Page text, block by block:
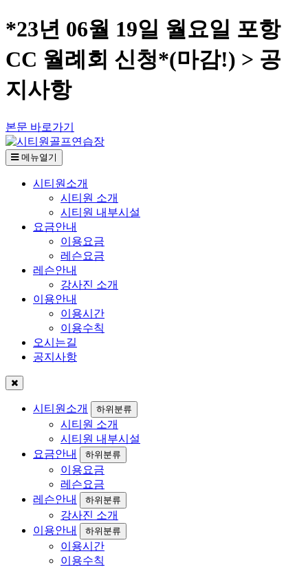
*23년 06월 19일 월요일 포항
CC 월례회 신청*(마감!) > 공
지사항
본문 바로가기
메뉴열기
시티원소개
시티원 소개
시티원 내부시설
요금안내
이용요금
레슨요금
레슨안내
강사진 소개
이용안내
이용시간
이용수칙
오시는길
공지사항
시티원소개 하위분류
시티원 소개
시티원 내부시설
요금안내
하위분류
이용요금
레슨요금
레슨안내
하위분류
강사진 소개
이용안내
하위분류
이용시간
이용수칙